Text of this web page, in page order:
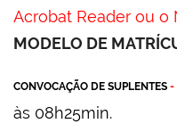
Acrobat Reader ou o
MODELO DE
CONVOCAÇÃO DE SUPLENTES -
às 08h25min.